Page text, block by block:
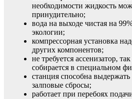
необходимости жидкость
принудительно;
вода на выходе чистая на
экологии;
компрессорная установка
других компонентов;
не требуется ассенизатор,
собирается в специальном
станция способна выдержать
залповые сбросы;
работает при перебоях